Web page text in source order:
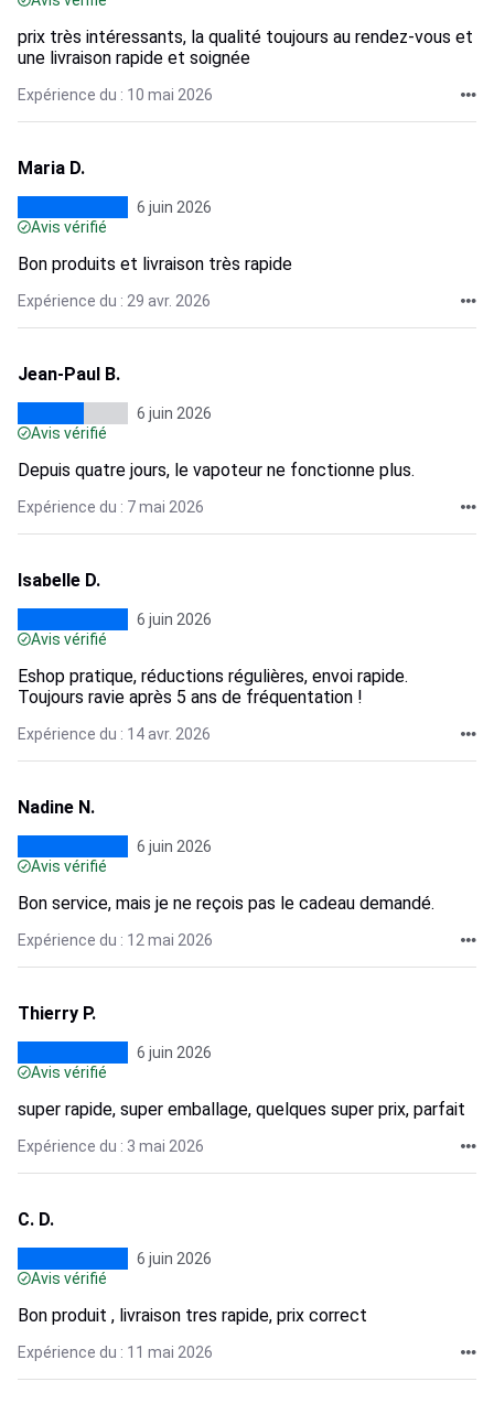
prix très intéressants, la qualité toujours au rendez-vous et
une livraison rapide et soignée
Expérience du : 10 mai 2026
Maria D.
6 juin 2026
Avis vérifié
Bon produits et livraison très rapide
Expérience du : 29 avr. 2026
Jean-Paul B.
6 juin 2026
Avis vérifié
Depuis quatre jours, le vapoteur ne fonctionne plus.
Expérience du : 7 mai 2026
Isabelle D.
6 juin 2026
Avis vérifié
Eshop pratique, réductions régulières, envoi rapide.
Toujours ravie après 5 ans de fréquentation !
Expérience du : 14 avr. 2026
Nadine N.
6 juin 2026
Avis vérifié
Bon service, mais je ne reçois pas le cadeau demandé.
Expérience du : 12 mai 2026
Thierry P.
6 juin 2026
Avis vérifié
super rapide, super emballage, quelques super prix, parfait
Expérience du : 3 mai 2026
C. D.
6 juin 2026
Avis vérifié
Bon produit , livraison tres rapide, prix correct
Expérience du : 11 mai 2026